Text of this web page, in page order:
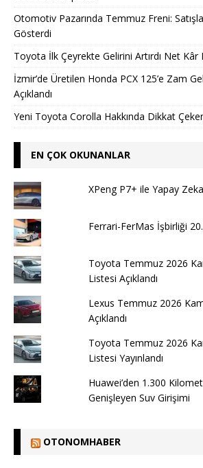
Otomotiv Pazarında Temmuz Freni:
Gösterdi
Toyota İlk Çeyrekte Gelirini Artırdı Net Kâr
İzmir’de Üretilen Honda PCX 125’e Zam
Açıklandı
Yeni Toyota Corolla Hakkında Dikkat
EN ÇOK OKUNANLAR
XPeng P7+ ile Yapay
Ferrari-FerMas İşbirliği 20.
Toyota Temmuz 2026
Listesi Açıklandı
Lexus Temmuz 2026
Açıklandı
Toyota Temmuz 2026
Listesi Yayınlandı
Huawei’den 1.300
Genişleyen Suv Girişimi
OTONOMHABER